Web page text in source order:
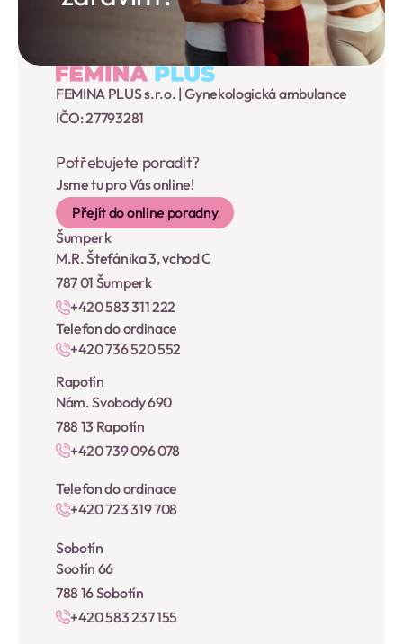
FEMINA PLUS s.r.o. | Gynekologická ambulance
IČO: 27793281
Potřebujete poradit?
Jsme tu pro Vás online!
Přejít do online poradny
Šumperk
M.R. Štefánika 3, vchod C
787 01 Šumperk
+420 583 311 222
Telefon do ordinace
+420 736 520 552
Rapotín
Nám. Svobody 690
788 13 Rapotín
+420 739 096 078
Telefon do ordinace
+420 723 319 708
Sobotín
Sootín 66
788 16 Sobotín
+420 583 237 155